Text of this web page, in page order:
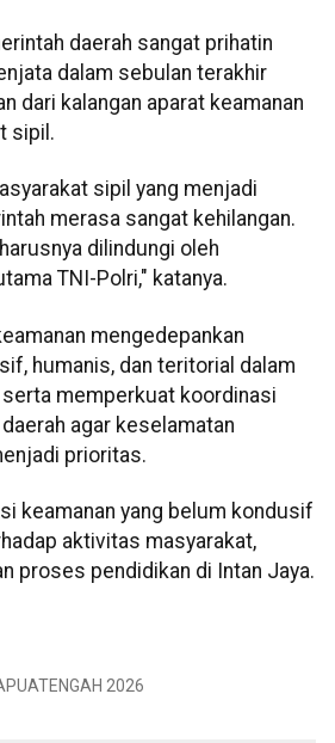
daerah sangat prihatin
dalam sebulan terakhir
dari kalangan aparat keamanan
sipil.
sipil yang menjadi
merasa sangat kehilangan.
dilindungi oleh
TNI-Polri," katanya.
mengedepankan
humanis, dan teritorial dalam
memperkuat koordinasi
agar keselamatan
prioritas.
keamanan yang belum kondusif
aktivitas masyarakat,
proses pendidikan di Intan Jaya.
2026